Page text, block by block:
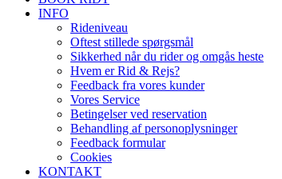
INFO
Rideniveau
Oftest stillede spørgsmål
Sikkerhed når du rider og omgås heste
Hvem er Rid & Rejs?
Feedback fra vores kunder
Vores Service
Betingelser ved reservation
Behandling af personoplysninger
Feedback formular
Cookies
KONTAKT